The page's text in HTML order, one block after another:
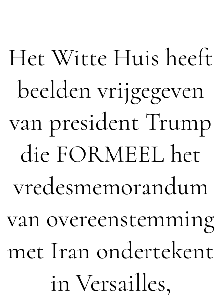
Het Witte Huis heeft
beelden vrijgegeven
van president Trump
die FORMEEL het
vredesmemorandum
van overeenstemming
met Iran ondertekent
in Versailles,